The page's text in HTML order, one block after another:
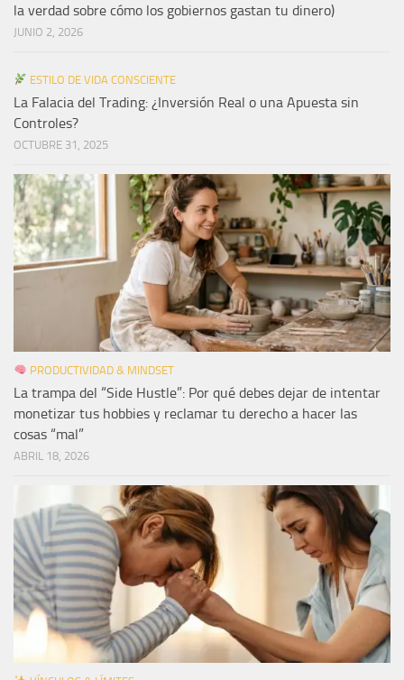
la verdad sobre cómo los gobiernos gastan tu dinero)
JUNIO 2, 2026
ESTILO DE VIDA CONSCIENTE
La Falacia del Trading: ¿Inversión Real o una Apuesta sin
Controles?
OCTUBRE 31, 2025
PRODUCTIVIDAD & MINDSET
La trampa del “Side Hustle”: Por qué debes dejar de intentar
monetizar tus hobbies y reclamar tu derecho a hacer las
cosas “mal”
ABRIL 18, 2026